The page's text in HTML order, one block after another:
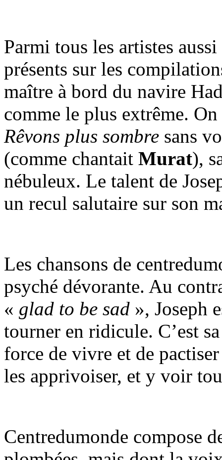
Parmi tous les artistes
présents sur les
maître à bord du navire
comme le plus extrême.
Rêvons plus sombre sans
(comme chantait Murat),
nébuleux. Le talent de
un recul salutaire sur son
Les chansons de
psyché dévorante. Au
« glad to be sad », Joseph
tourner en ridicule. C’est
force de vivre et de
les apprivoiser, et y voir
Centredumonde compose